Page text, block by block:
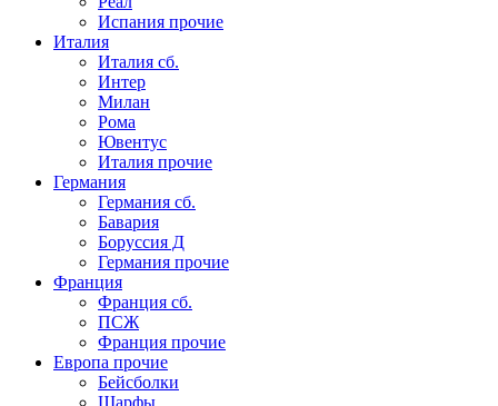
Испания прочие
Италия
Италия сб.
Интер
Милан
Рома
Ювентус
Италия прочие
Германия
Германия сб.
Бавария
Боруссия Д
Германия прочие
Франция
Франция сб.
ПСЖ
Франция прочие
Европа прочие
Бейсболки
Шарфы